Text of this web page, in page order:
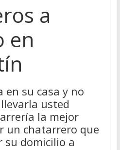
a
en
en su casa y no
usted
la mejor
un chatarrero que
su domicilio a